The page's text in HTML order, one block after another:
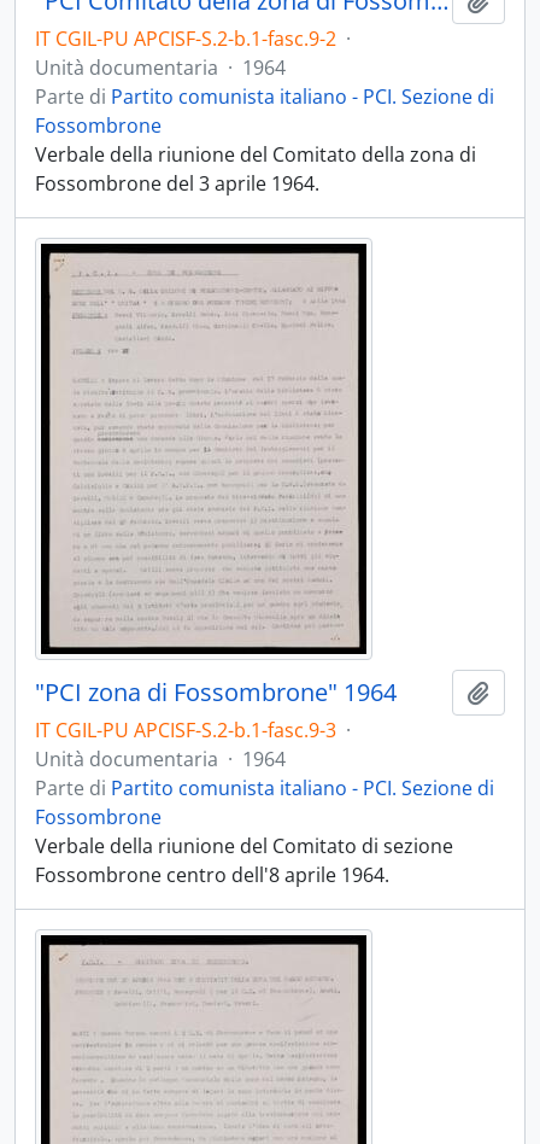
IT CGIL-PU APCISF-S.2-b.1-fasc.9-2 ·
Unità documentaria · 1964
Parte di Partito comunista italiano - PCI. Sezione di
Fossombrone
Verbale della riunione del Comitato della zona di
Fossombrone del 3 aprile 1964.
"PCI zona di Fossombrone" 1964
IT CGIL-PU APCISF-S.2-b.1-fasc.9-3 ·
Unità documentaria · 1964
Parte di Partito comunista italiano - PCI. Sezione di
Fossombrone
Verbale della riunione del Comitato di sezione
Fossombrone centro dell'8 aprile 1964.